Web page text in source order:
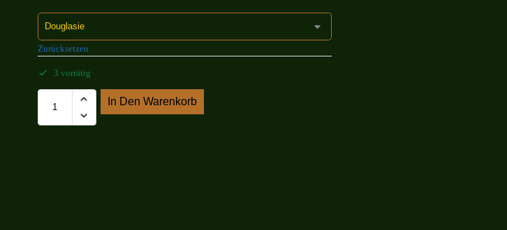
Zurücksetzen
3 vorrätig
In Den Warenkorb